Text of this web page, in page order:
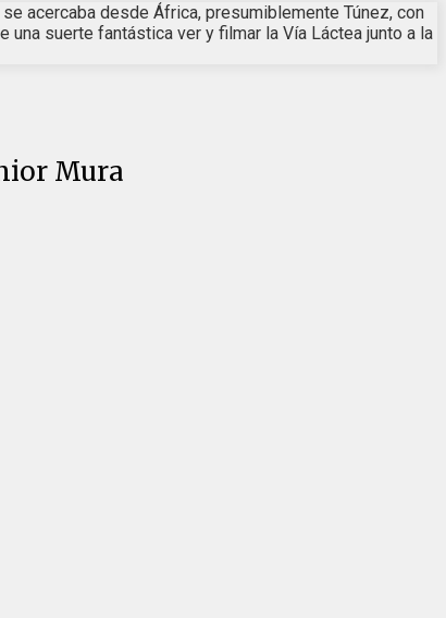
acercaba desde África, presumiblemente Túnez, con
una suerte fantástica ver y filmar la Vía Láctea junto a la
Mura